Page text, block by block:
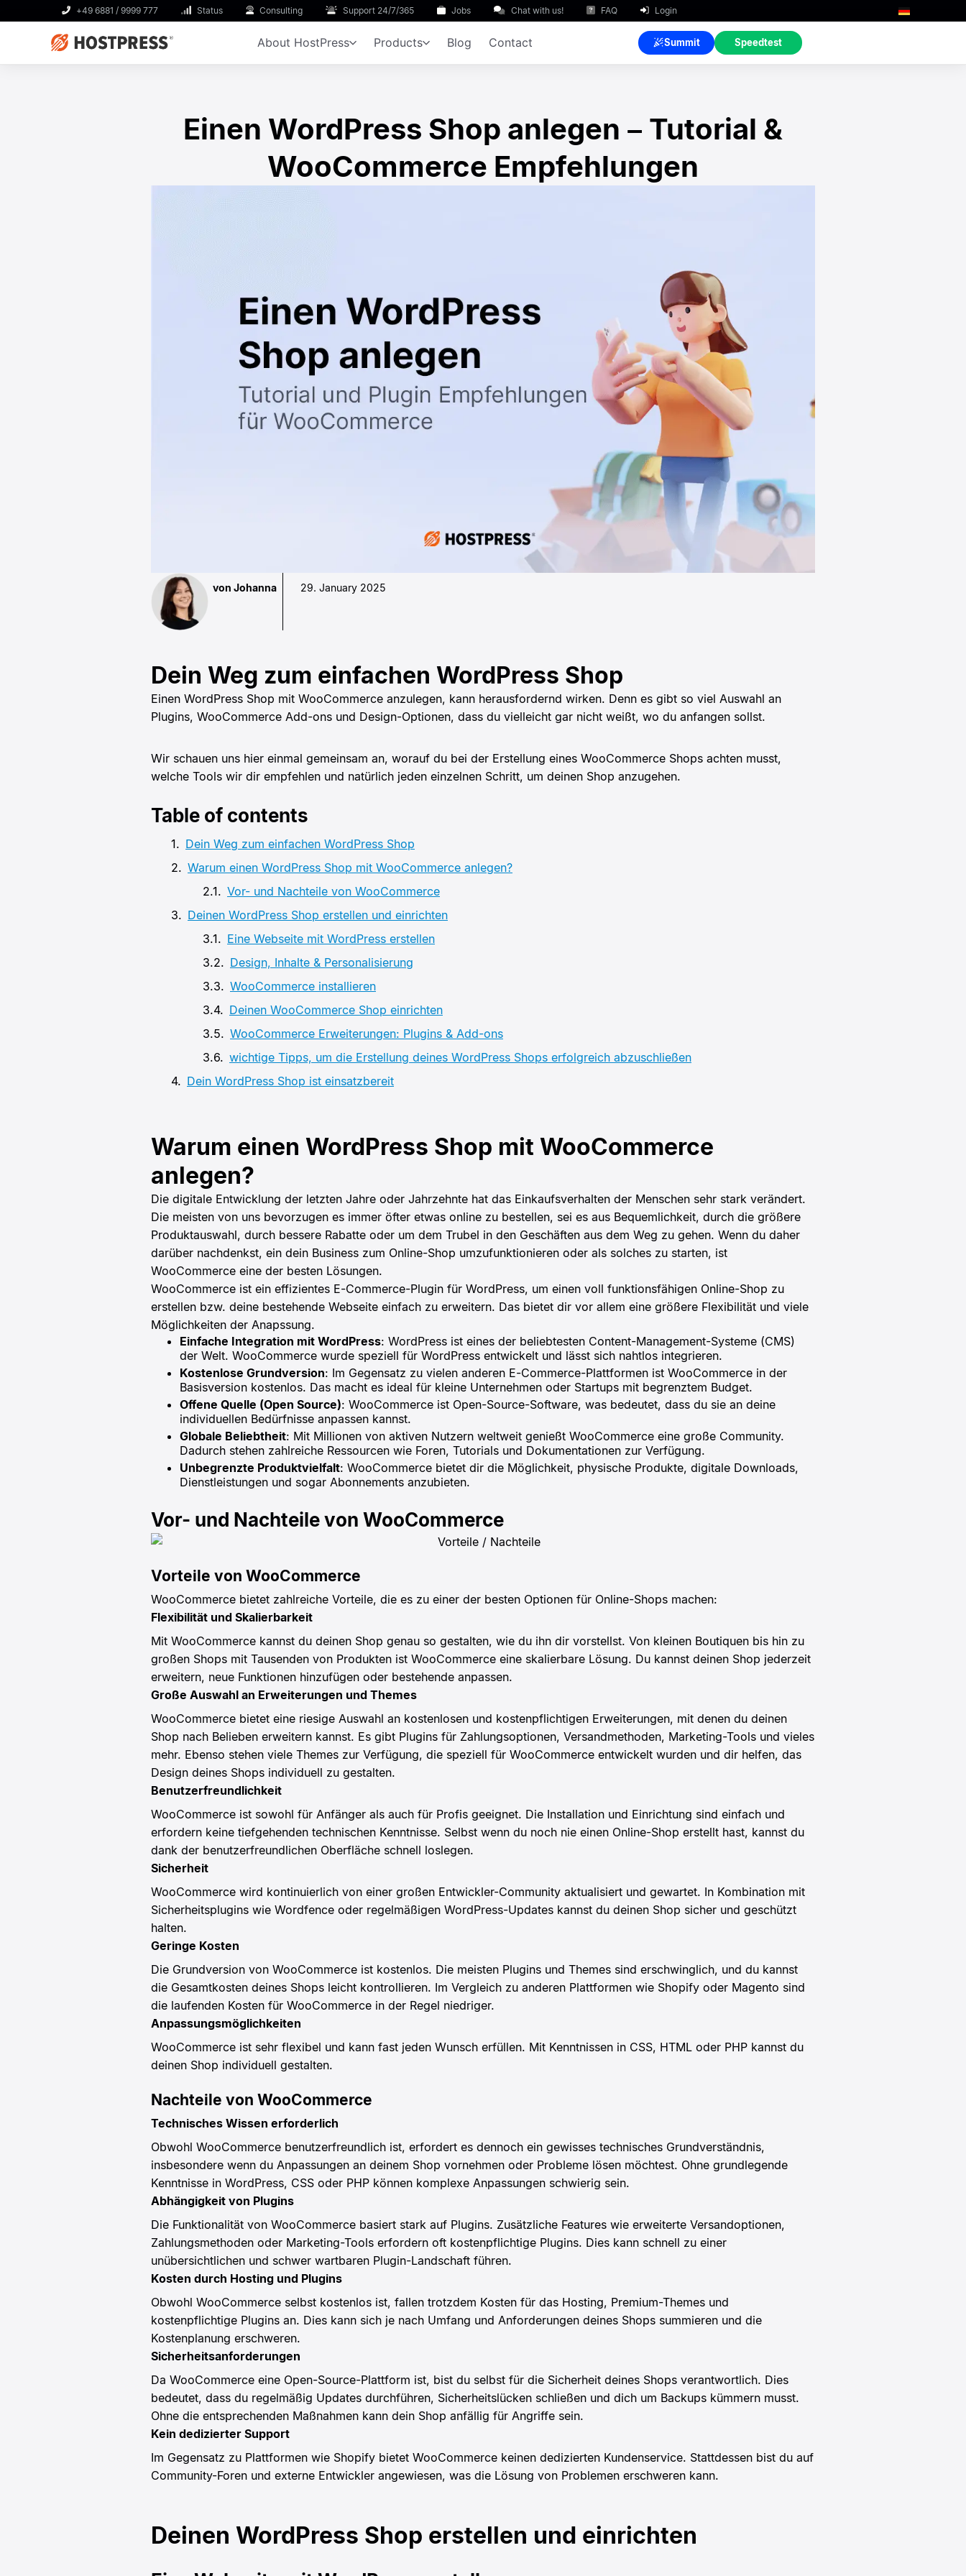
+49 6881 / 9999 777 Status Consulting Support 24/7/365 Jobs Chat with us! FAQ Login
About HostPress Products Blog Contact Summit Speedtest
Einen WordPress Shop anlegen – Tutorial &
WooCommerce Empfehlungen
von Johanna 29. January 2025
Dein Weg zum einfachen WordPress Shop
Einen WordPress Shop mit WooCommerce anzulegen, kann herausfordernd wirken. Denn es gibt so viel Auswahl an
Plugins, WooCommerce Add-ons und Design-Optionen, dass du vielleicht gar nicht weißt, wo du anfangen sollst.
Wir schauen uns hier einmal gemeinsam an, worauf du bei der Erstellung eines WooCommerce Shops achten musst,
welche Tools wir dir empfehlen und natürlich jeden einzelnen Schritt, um deinen Shop anzugehen.
Table of contents
Dein Weg zum einfachen WordPress Shop
Warum einen WordPress Shop mit WooCommerce anlegen?
Vor- und Nachteile von WooCommerce
Deinen WordPress Shop erstellen und einrichten
Eine Webseite mit WordPress erstellen
Design, Inhalte & Personalisierung
WooCommerce installieren
Deinen WooCommerce Shop einrichten
WooCommerce Erweiterungen: Plugins & Add-ons
wichtige Tipps, um die Erstellung deines WordPress Shops erfolgreich abzuschließen
Dein WordPress Shop ist einsatzbereit
Warum einen WordPress Shop mit WooCommerce
anlegen?
Die digitale Entwicklung der letzten Jahre oder Jahrzehnte hat das Einkaufsverhalten der Menschen sehr stark verändert.
Die meisten von uns bevorzugen es immer öfter etwas online zu bestellen, sei es aus Bequemlichkeit, durch die größere
Produktauswahl, durch bessere Rabatte oder um dem Trubel in den Geschäften aus dem Weg zu gehen. Wenn du daher
darüber nachdenkst, ein dein Business zum Online-Shop umzufunktionieren oder als solches zu starten, ist
WooCommerce eine der besten Lösungen.
WooCommerce ist ein effizientes E-Commerce-Plugin für WordPress, um einen voll funktionsfähigen Online-Shop zu
erstellen bzw. deine bestehende Webseite einfach zu erweitern. Das bietet dir vor allem eine größere Flexibilität und viele
Möglichkeiten der Anapssung.
Einfache Integration mit WordPress: WordPress ist eines der beliebtesten Content-Management-Systeme (CMS)
der Welt. WooCommerce wurde speziell für WordPress entwickelt und lässt sich nahtlos integrieren.
Kostenlose Grundversion: Im Gegensatz zu vielen anderen E-Commerce-Plattformen ist WooCommerce in der
Basisversion kostenlos. Das macht es ideal für kleine Unternehmen oder Startups mit begrenztem Budget.
Offene Quelle (Open Source): WooCommerce ist Open-Source-Software, was bedeutet, dass du sie an deine
individuellen Bedürfnisse anpassen kannst.
Globale Beliebtheit: Mit Millionen von aktiven Nutzern weltweit genießt WooCommerce eine große Community.
Dadurch stehen zahlreiche Ressourcen wie Foren, Tutorials und Dokumentationen zur Verfügung.
Unbegrenzte Produktvielfalt: WooCommerce bietet dir die Möglichkeit, physische Produkte, digitale Downloads,
Dienstleistungen und sogar Abonnements anzubieten.
Vor- und Nachteile von WooCommerce
Vorteile von WooCommerce
WooCommerce bietet zahlreiche Vorteile, die es zu einer der besten Optionen für Online-Shops machen:
Flexibilität und Skalierbarkeit
Mit WooCommerce kannst du deinen Shop genau so gestalten, wie du ihn dir vorstellst. Von kleinen Boutiquen bis hin zu
großen Shops mit Tausenden von Produkten ist WooCommerce eine skalierbare Lösung. Du kannst deinen Shop jederzeit
erweitern, neue Funktionen hinzufügen oder bestehende anpassen.
Große Auswahl an Erweiterungen und Themes
WooCommerce bietet eine riesige Auswahl an kostenlosen und kostenpflichtigen Erweiterungen, mit denen du deinen
Shop nach Belieben erweitern kannst. Es gibt Plugins für Zahlungsoptionen, Versandmethoden, Marketing-Tools und vieles
mehr. Ebenso stehen viele Themes zur Verfügung, die speziell für WooCommerce entwickelt wurden und dir helfen, das
Design deines Shops individuell zu gestalten.
Benutzerfreundlichkeit
WooCommerce ist sowohl für Anfänger als auch für Profis geeignet. Die Installation und Einrichtung sind einfach und
erfordern keine tiefgehenden technischen Kenntnisse. Selbst wenn du noch nie einen Online-Shop erstellt hast, kannst du
dank der benutzerfreundlichen Oberfläche schnell loslegen.
Sicherheit
WooCommerce wird kontinuierlich von einer großen Entwickler-Community aktualisiert und gewartet. In Kombination mit
Sicherheitsplugins wie Wordfence oder regelmäßigen WordPress-Updates kannst du deinen Shop sicher und geschützt
halten.
Geringe Kosten
Die Grundversion von WooCommerce ist kostenlos. Die meisten Plugins und Themes sind erschwinglich, und du kannst
die Gesamtkosten deines Shops leicht kontrollieren. Im Vergleich zu anderen Plattformen wie Shopify oder Magento sind
die laufenden Kosten für WooCommerce in der Regel niedriger.
Anpassungsmöglichkeiten
WooCommerce ist sehr flexibel und kann fast jeden Wunsch erfüllen. Mit Kenntnissen in CSS, HTML oder PHP kannst du
deinen Shop individuell gestalten.
Nachteile von WooCommerce
Technisches Wissen erforderlich
Obwohl WooCommerce benutzerfreundlich ist, erfordert es dennoch ein gewisses technisches Grundverständnis,
insbesondere wenn du Anpassungen an deinem Shop vornehmen oder Probleme lösen möchtest. Ohne grundlegende
Kenntnisse in WordPress, CSS oder PHP können komplexe Anpassungen schwierig sein.
Abhängigkeit von Plugins
Die Funktionalität von WooCommerce basiert stark auf Plugins. Zusätzliche Features wie erweiterte Versandoptionen,
Zahlungsmethoden oder Marketing-Tools erfordern oft kostenpflichtige Plugins. Dies kann schnell zu einer
unübersichtlichen und schwer wartbaren Plugin-Landschaft führen.
Kosten durch Hosting und Plugins
Obwohl WooCommerce selbst kostenlos ist, fallen trotzdem Kosten für das Hosting, Premium-Themes und
kostenpflichtige Plugins an. Dies kann sich je nach Umfang und Anforderungen deines Shops summieren und die
Kostenplanung erschweren.
Sicherheitsanforderungen
Da WooCommerce eine Open-Source-Plattform ist, bist du selbst für die Sicherheit deines Shops verantwortlich. Dies
bedeutet, dass du regelmäßig Updates durchführen, Sicherheitslücken schließen und dich um Backups kümmern musst.
Ohne die entsprechenden Maßnahmen kann dein Shop anfällig für Angriffe sein.
Kein dedizierter Support
Im Gegensatz zu Plattformen wie Shopify bietet WooCommerce keinen dedizierten Kundenservice. Stattdessen bist du auf
Community-Foren und externe Entwickler angewiesen, was die Lösung von Problemen erschweren kann.
Deinen WordPress Shop erstellen und einrichten